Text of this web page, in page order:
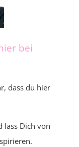
bei
dass du hier
lass Dich von